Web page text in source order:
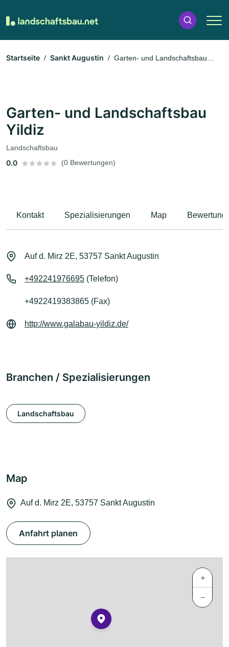
Startseite Sankt Augustin
Garten- und Landschaftsbau
Garten- und Landschaftsbau
Yildiz
Landschaftsbau
0.0 (0 Bewertungen)
Kontakt Spezialisierungen Map
Auf d. Mirz 2E, 53757 Sankt Augustin
+492241976695 (Telefon)
+4922419383865 (Fax)
http://www.galabau-yildiz.de/
Branchen / Spezialisierungen
Landschaftsbau
Map
Auf d. Mirz 2E, 53757 Sankt Augustin
Anfahrt planen
+
−